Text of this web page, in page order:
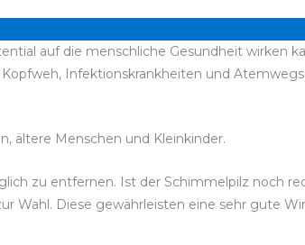
auf die menschliche Gesundheit wirken
Infektionskrankheiten und
ältere Menschen und Kleinkinder.
zu entfernen. Ist der Schimmelpilz noch
Diese gewährleisten eine sehr gute